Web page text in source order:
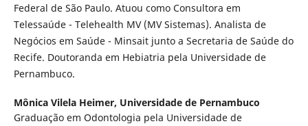
Federal de São Paulo. Atuou como Consultora em
Telessaúde - Telehealth MV (MV Sistemas). Analista de
Negócios em Saúde - Minsait junto a Secretaria de Saúde do
Recife. Doutoranda em Hebiatria pela Universidade de
Pernambuco.
Mônica Vilela Heimer, Universidade de Pernambuco
Graduação em Odontologia pela Universidade de